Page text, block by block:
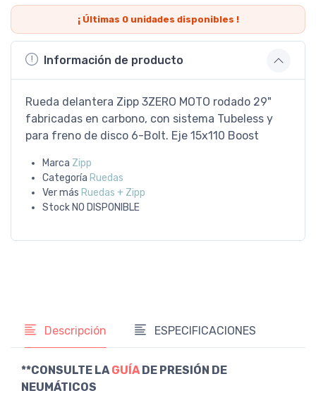
¡ Últimas 0unidades disponibles !
Información de producto
Rueda delantera Zipp 3ZERO MOTO rodado 29"
fabricadas en carbono, con sistema Tubeless y
para freno de disco 6-Bolt. Eje 15x110 Boost
Marca Zipp
Categoría Ruedas
Ver más Ruedas + Zipp
Stock NO DISPONIBLE
Descripción ESPECIFICACIONES
**CONSULTE LA GUÍA DE PRESIÓN DE
NEUMÁTICOS